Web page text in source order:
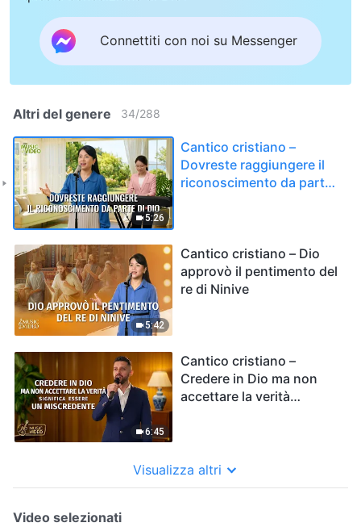
Connettiti con noi su Messenger
Altri del genere 34/288
5:26
Cantico cristiano –
Dovreste raggiungere il
riconoscimento da parte
5:42
Cantico cristiano – Dio
approvò il pentimento del
re di Ninive
6:45
Cantico cristiano –
Credere in Dio ma non
accettare la verità
Visualizza altri
Video selezionati